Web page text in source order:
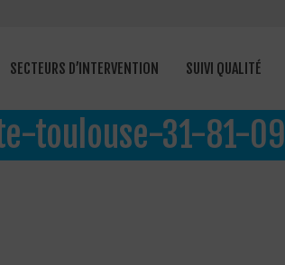
SECTEURS D’INTERVENTION SUIVI QUALITÉ
toulouse-31-81-09